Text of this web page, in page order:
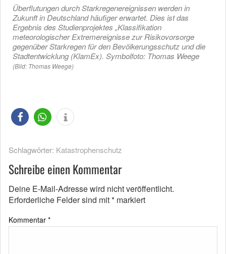
Überflutungen durch Starkregenereignissen werden in
Zukunft in Deutschland häufiger erwartet. Dies ist das
Ergebnis des Studienprojektes „Klassifikation
meteorologischer Extremereignisse zur Risikovorsorge
gegenüber Starkregen für den Bevölkerungsschutz und die
Stadtentwicklung (KlamEx). Symbolfoto: Thomas Weege
(Bild: Thomas Weege)
Schlagwörter: Katastrophenschutz
Schreibe einen Kommentar
Deine E-Mail-Adresse wird nicht veröffentlicht.
Erforderliche Felder sind mit* markiert
Kommentar *